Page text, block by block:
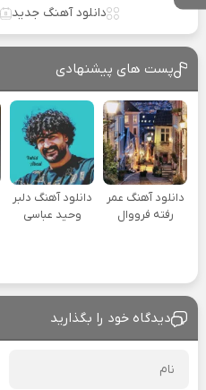
دانلود آهنگ جدید
پست های پیشنهادی
دانلود آهنگ عمر
رفته فرووال
دانلود آهنگ دلبر
وحید عباسی
دیدگاه خود را بگذارید